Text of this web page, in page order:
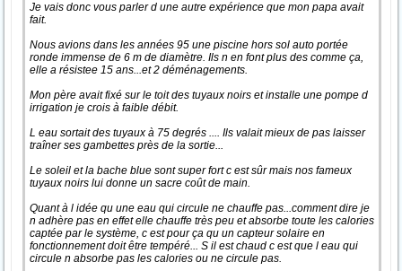
Je vais donc vous parler d une autre expérience que mon papa avait
fait.
Nous avions dans les années 95 une piscine hors sol auto portée
ronde immense de 6 m de diamètre. Ils n en font plus des comme ça,
elle a résistee 15 ans...et 2 déménagements.
Mon père avait fixé sur le toit des tuyaux noirs et installe une pompe d
irrigation je crois à faible débit.
L eau sortait des tuyaux à 75 degrés .... Ils valait mieux de pas laisser
traîner ses gambettes près de la sortie...
Le soleil et la bache blue sont super fort c est sûr mais nos fameux
tuyaux noirs lui donne un sacre coût de main.
Quant à l idée qu une eau qui circule ne chauffe pas...comment dire je
n adhère pas en effet elle chauffe très peu et absorbe toute les calories
captée par le système, c est pour ça qu un capteur solaire en
fonctionnement doit être tempéré... S il est chaud c est que l eau qui
circule n absorbe pas les calories ou ne circule pas.